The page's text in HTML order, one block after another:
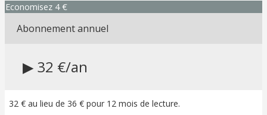
Economisez 4 €
Abonnement annuel
▶ 32 €/an
32 € au lieu de 36 € pour 12 mois de lecture.